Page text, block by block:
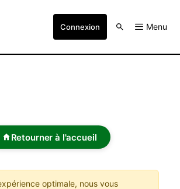
Connexion Menu
Retourner à l'accueil
optimale, nous vous